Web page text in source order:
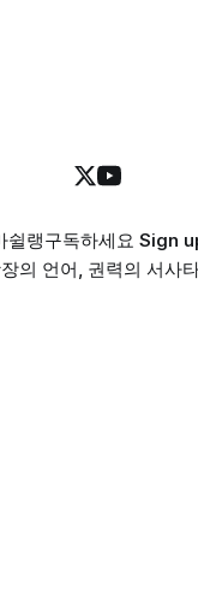
쉴랭구독하세요 Sign
의 언어, 권력의 서사